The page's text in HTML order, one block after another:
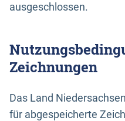
ausgeschlossen.
Zeichnungen
Das Land
für abgespeicherte